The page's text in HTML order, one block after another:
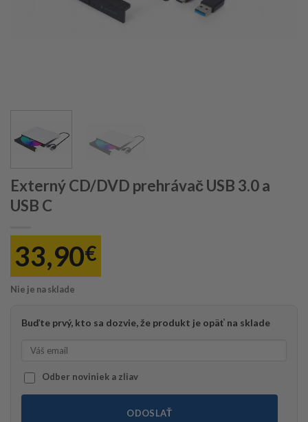
Externý CD/DVD prehrávač USB 3.0 a
USB C
33,90€
Nie je na sklade
Buďte prvý, kto sa dozvie, že produkt je opäť na sklade
Odber noviniek a zliav
ODOSLAŤ